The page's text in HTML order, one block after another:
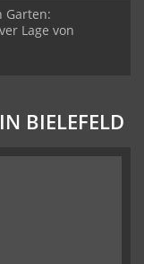
Garten:
Lage von
BIELEFELD